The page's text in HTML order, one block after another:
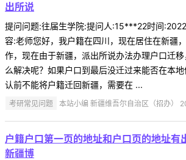
出所说
提问问题:往届生学院:提问人:15***22时间
容:老师您好，我户籍在四川，现在居住在新疆
作，现在由于新疆，派出所说办法办理户口迁
么解决呢？如果户口到最后没迁过来能否在本
认前不能将户籍迁回新疆，需要在 ...
考研常见问题 本站小编 新疆维吾尔自治区（招办）
户籍户口第一页的地址和户口页的地址有
新疆博